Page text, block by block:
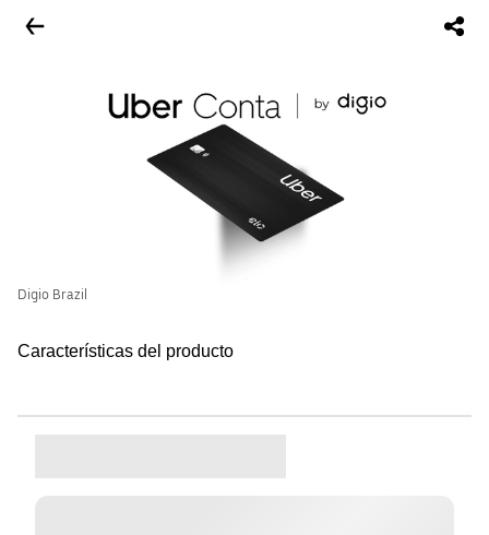
Digio Brazil
Características del producto